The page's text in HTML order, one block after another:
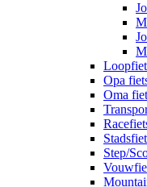
Opa
Oma
Step/